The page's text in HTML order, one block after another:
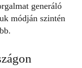
generáló
módján szintén